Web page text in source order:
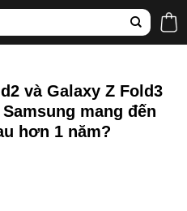
và Galaxy Z Fold3
mang đến
hơn 1 năm?